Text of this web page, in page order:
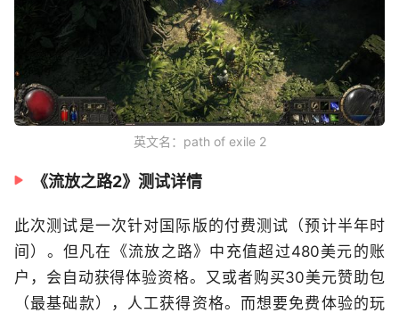
英文名：path of exile 2
《流放之路2》测试详情
此次测试是一次针对国际版的付费测试（预计半年时
间）。但凡在《流放之路》中充值超过480美元的账
户，会自动获得体验资格。又或者购买30美元赞助包
（最基础款），人工获得资格。而想要免费体验的玩